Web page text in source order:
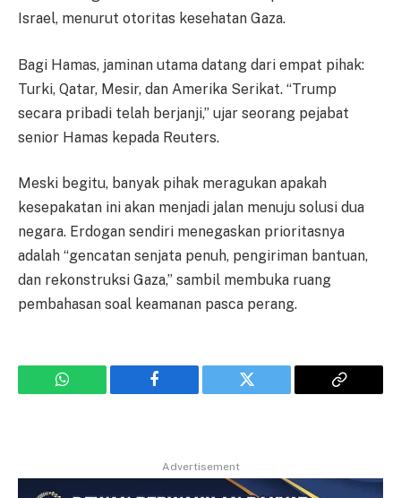
Israel, menurut otoritas kesehatan Gaza.
Bagi Hamas, jaminan utama datang dari empat pihak:
Turki, Qatar, Mesir, dan Amerika Serikat. “Trump
secara pribadi telah berjanji,” ujar seorang pejabat
senior Hamas kepada Reuters.
Meski begitu, banyak pihak meragukan apakah
kesepakatan ini akan menjadi jalan menuju solusi dua
negara. Erdogan sendiri menegaskan prioritasnya
adalah “gencatan senjata penuh, pengiriman bantuan,
dan rekonstruksi Gaza,” sambil membuka ruang
pembahasan soal keamanan pasca perang.
WhatsApp Facebook Twitter
Copy
Advertisement